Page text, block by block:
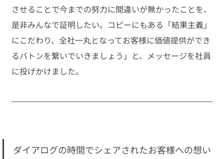
させることで今までの努力に間違いが無かったことを、
是非みんなで証明したい。コピーにもある「結果主義」
にこだわり、全社一丸となってお客様に価値提供ができ
るバトンを繋いでいきましょう」と、メッセージを社員
に投げかけました。
ダイアログの時間でシェアされたお客様への想い